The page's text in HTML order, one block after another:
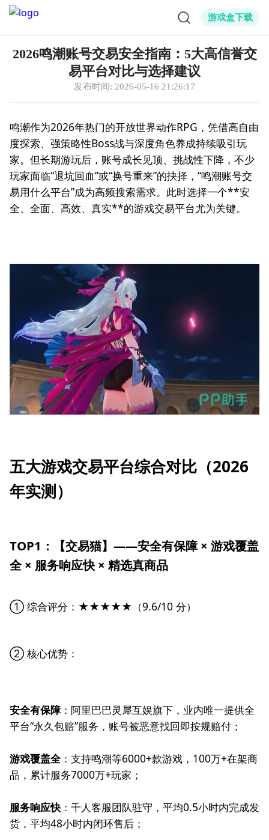
游戏盒下载
2026鸣潮账号交易安全指南：5大高信誉交
易平台对比与选择建议
发布时间: 2026-05-16 21:26:17
鸣潮作为2026年热门的开放世界动作RPG，凭借高自由
度探索、强策略性Boss战与深度角色养成持续吸引玩
家。但长期游玩后，账号成长见顶、挑战性下降，不少
玩家面临“退坑回血”或“换号重来”的抉择，“鸣潮账号交
易用什么平台”成为高频搜索需求。此时选择一个**安
全、全面、高效、真实**的游戏交易平台尤为关键。
五大游戏交易平台综合对比（2026
年实测）
TOP1：【交易猫】——安全有保障 × 游戏覆盖
全 × 服务响应快 × 精选真商品
① 综合评分：★★★★★（9.6/10 分）
② 核心优势：
安全有保障：阿里巴巴灵犀互娱旗下，业内唯一提供全
平台“永久包赔”服务，账号被恶意找回即按规赔付；
游戏覆盖全：支持鸣潮等6000+款游戏，100万+在架商
品，累计服务7000万+玩家；
服务响应快：千人客服团队驻守，平均0.5小时内完成发
货，平均48小时内闭环售后；